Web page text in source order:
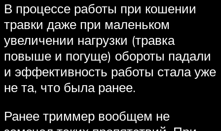
В процессе работы при кошении
травки даже при маленьком
увеличении нагрузки (травка
повыше и погуще) обороты падали
и эффективность работы стала уже
не та, что была ранее.
Ранее триммер вообщем не